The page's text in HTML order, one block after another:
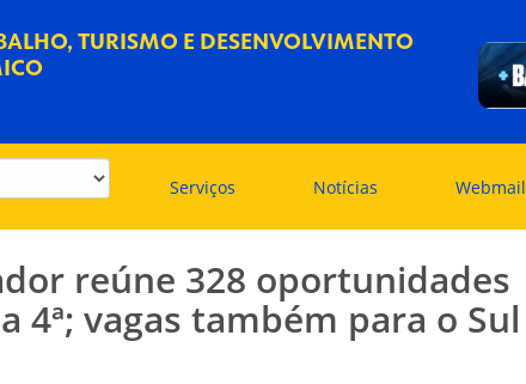
TURISMO E DESENVOLVIMENTO
Serviços Notícias Webmail
reúne 328 oportunidades
4ª; vagas também para o Sul